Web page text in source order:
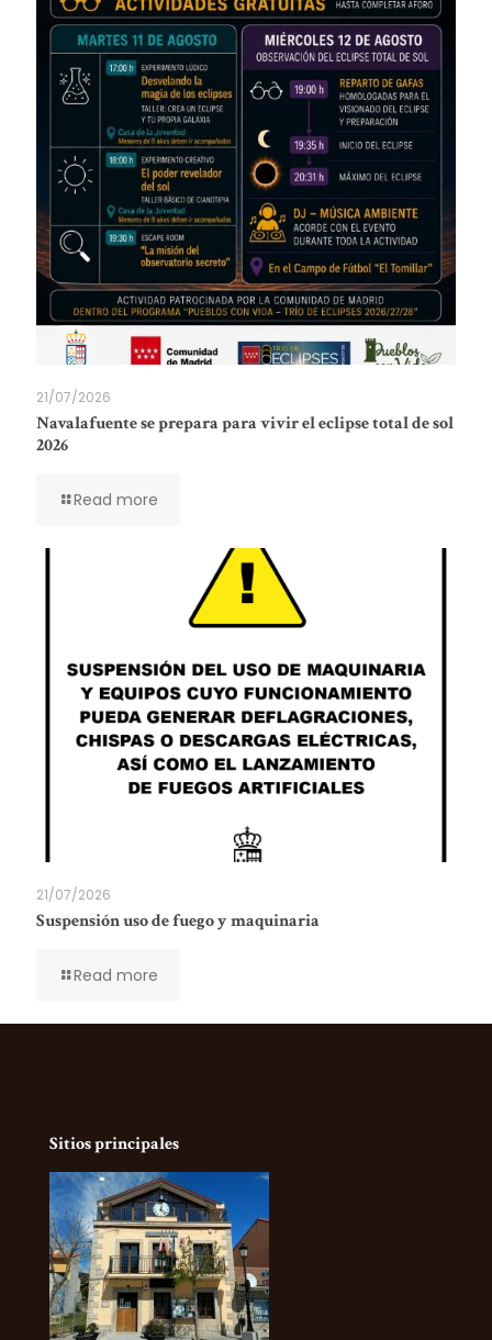
21/07/2026
Navalafuente se prepara para vivir el eclipse total de sol
2026
Read more
21/07/2026
Suspensión uso de fuego y maquinaria
Read more
Sitios principales